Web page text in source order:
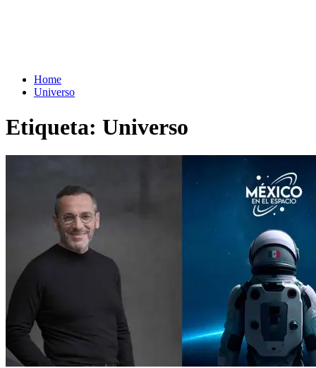
Home
Universo
Etiqueta: Universo